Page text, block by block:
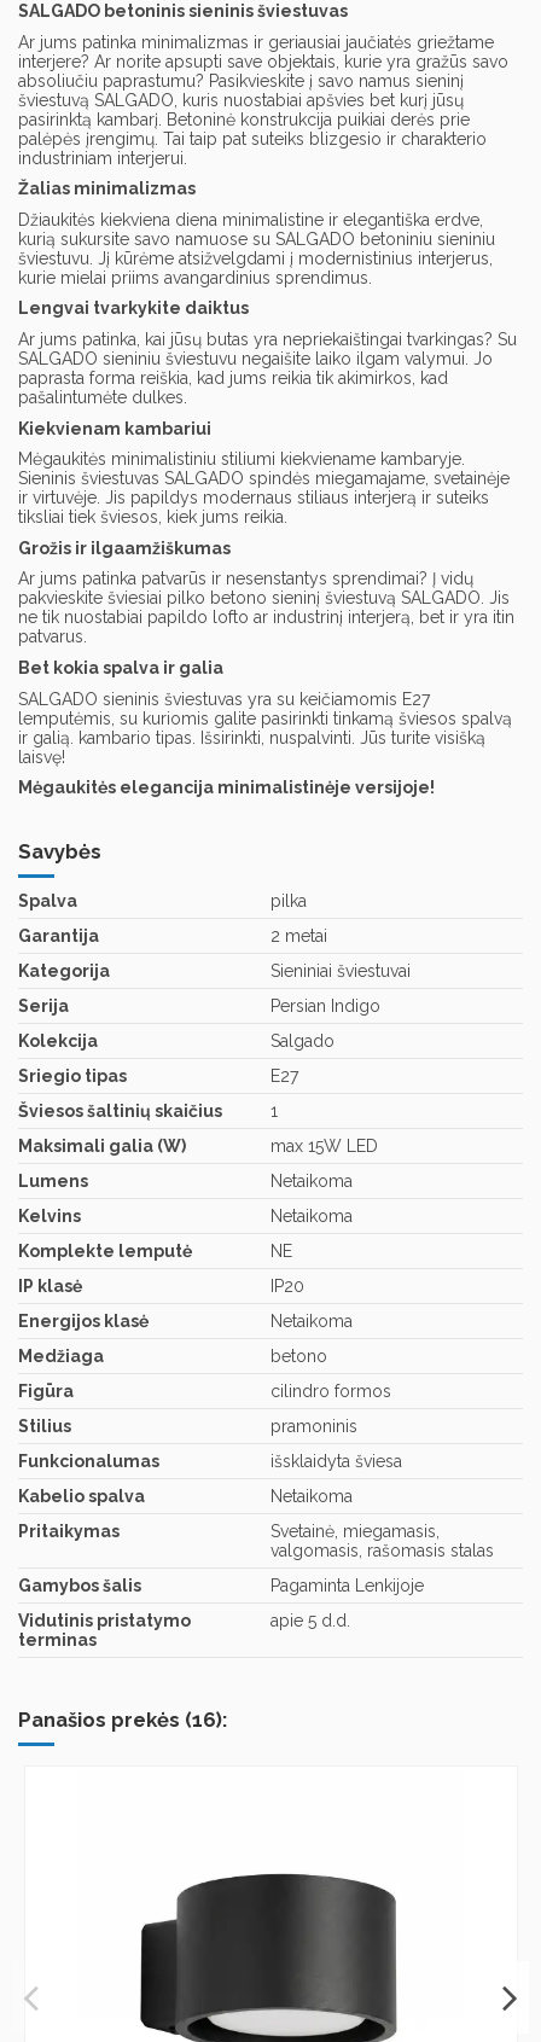
SALGADO betoninis sieninis šviestuvas
Ar jums patinka minimalizmas ir geriausiai jaučiatės griežtame
interjere? Ar norite apsupti save objektais, kurie yra gražūs savo
absoliučiu paprastumu? Pasikvieskite į savo namus sieninį
šviestuvą SALGADO, kuris nuostabiai apšvies bet kurį jūsų
pasirinktą kambarį. Betoninė konstrukcija puikiai derės prie
palėpės įrengimų. Tai taip pat suteiks blizgesio ir charakterio
industriniam interjerui.
Žalias minimalizmas
Džiaukitės kiekviena diena minimalistine ir elegantiška erdve,
kurią sukursite savo namuose su SALGADO betoniniu sieniniu
šviestuvu. Jį kūrėme atsižvelgdami į modernistinius interjerus,
kurie mielai priims avangardinius sprendimus.
Lengvai tvarkykite daiktus
Ar jums patinka, kai jūsų butas yra nepriekaištingai tvarkingas? Su
SALGADO sieniniu šviestuvu negaišite laiko ilgam valymui. Jo
paprasta forma reiškia, kad jums reikia tik akimirkos, kad
pašalintumėte dulkes.
Kiekvienam kambariui
Mėgaukitės minimalistiniu stiliumi kiekviename kambaryje.
Sieninis šviestuvas SALGADO spindės miegamajame, svetainėje
ir virtuvėje. Jis papildys modernaus stiliaus interjerą ir suteiks
tiksliai tiek šviesos, kiek jums reikia.
Grožis ir ilgaamžiškumas
Ar jums patinka patvarūs ir nesenstantys sprendimai? Į vidų
pakvieskite šviesiai pilko betono sieninį šviestuvą SALGADO. Jis
ne tik nuostabiai papildo lofto ar industrinį interjerą, bet ir yra itin
patvarus.
Bet kokia spalva ir galia
SALGADO sieninis šviestuvas yra su keičiamomis E27
lemputėmis, su kuriomis galite pasirinkti tinkamą šviesos spalvą
ir galią. kambario tipas. Išsirinkti, nuspalvinti. Jūs turite visišką
laisvę!
Mėgaukitės elegancija minimalistinėje versijoje!
Savybės
Spalva
pilka
Garantija
2 metai
Kategorija
Sieniniai šviestuvai
Serija
Persian Indigo
Kolekcija
Salgado
Sriegio tipas
E27
Šviesos šaltinių skaičius
1
Maksimali galia (W)
max 15W LED
Lumens
Netaikoma
Kelvins
Netaikoma
Komplekte lemputė
NE
IP klasė
IP20
Energijos klasė
Netaikoma
Medžiaga
betono
Figūra
cilindro formos
Stilius
pramoninis
Funkcionalumas
išsklaidyta šviesa
Kabelio spalva
Netaikoma
Pritaikymas
Svetainė, miegamasis,
valgomasis, rašomasis stalas
Gamybos šalis
Pagaminta Lenkijoje
Vidutinis pristatymo
terminas
apie 5 d.d.
Panašios prekės (16):